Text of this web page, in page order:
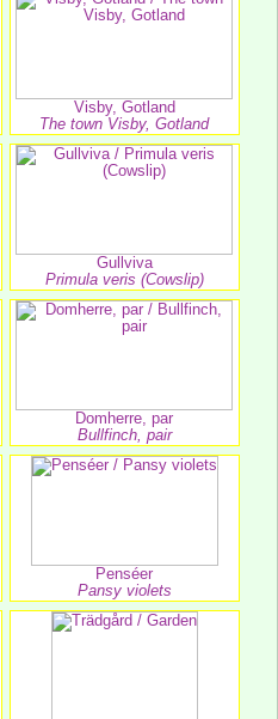
Visby, Gotland
The town Visby, Gotland
Gullviva
Primula veris (Cowslip)
Domherre, par
Bullfinch, pair
Penséer
Pansy violets